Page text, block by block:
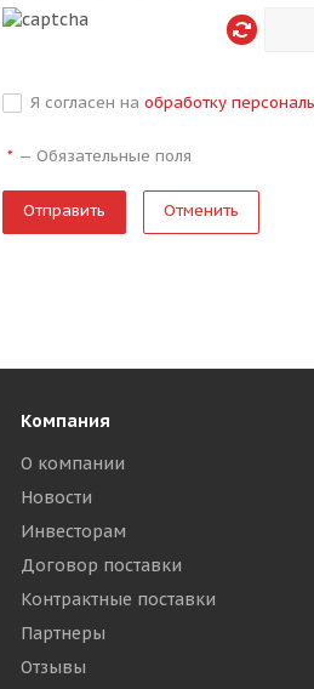
Я согласен наобработку
* —Обязательные поля
Отменить
Компания
О компании
Новости
Инвесторам
Договор поставки
Контрактные поставки
Партнеры
Отзывы